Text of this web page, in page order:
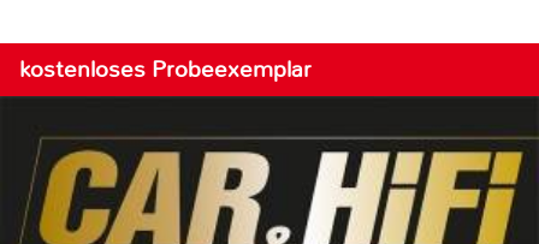
kostenloses Probeexemplar